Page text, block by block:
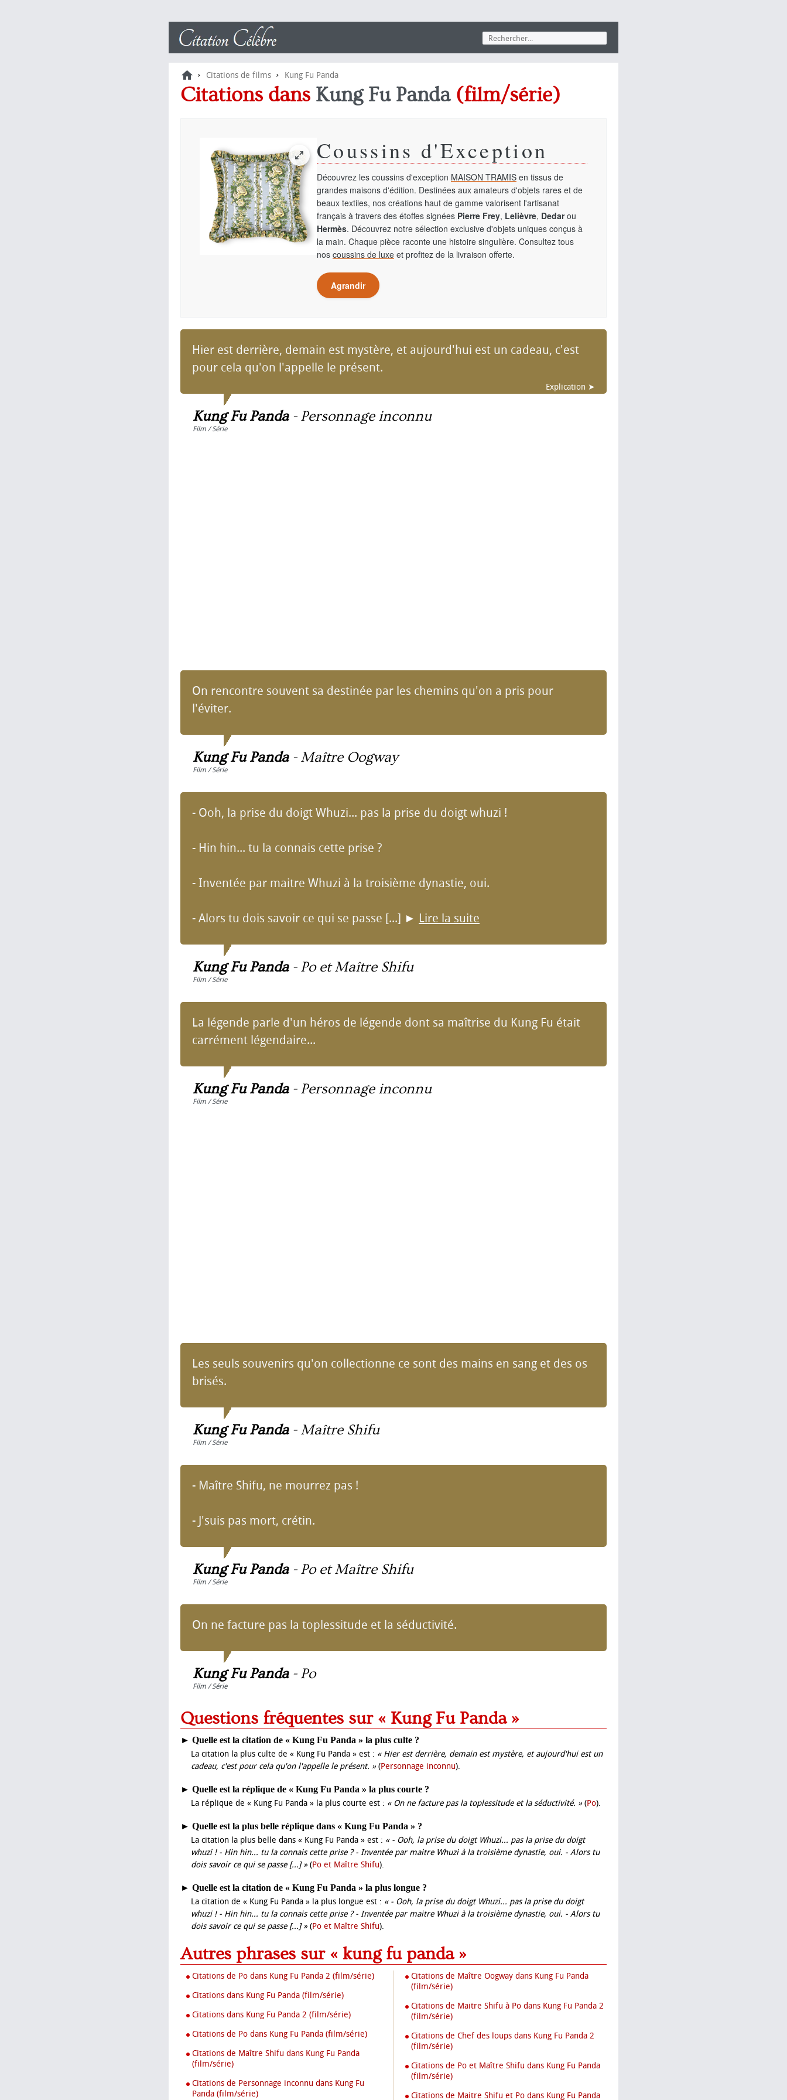
› Citations de films › Kung Fu Panda
Citations dans Kung Fu Panda(film/série)
Coussins d'Exception
Découvrez les coussins d'exception MAISON TRAMIS en tissus de
grandes maisons d'édition. Destinées aux amateurs d'objets rares et de
beaux textiles, nos créations haut de gamme valorisent l'artisanat
français à travers des étoffes signées Pierre Frey, Lelièvre, Dedarou
Hermès. Découvrez notre sélection exclusive d'objets uniques conçus à
la main. Chaque pièce raconte une histoire singulière. Consultez tous
nos coussins de luxe et profitez de la livraison offerte.
Agrandir
Hier est derrière, demain est mystère, et aujourd'hui est un cadeau, c'est
pour cela qu'on l'appelle le présent.
Explication ➤
Kung Fu Panda- Personnage inconnu
Film / Série
On rencontre souvent sa destinée par les chemins qu'on a pris pour
l'éviter.
Kung Fu Panda- Maître Oogway
Film / Série
- Ooh, la prise du doigt Whuzi... pas la prise du doigt whuzi !
- Hin hin... tu la connais cette prise ?
- Inventée par maitre Whuzi à la troisième dynastie, oui.
- Alors tu dois savoir ce qui se passe [...] ► Lire la suite
Kung Fu Panda- Po et Maître Shifu
Film / Série
La légende parle d'un héros de légende dont sa maîtrise du Kung Fu était
carrément légendaire...
Kung Fu Panda- Personnage inconnu
Film / Série
Les seuls souvenirs qu'on collectionne ce sont des mains en sang et des os
brisés.
Kung Fu Panda- Maître Shifu
Film / Série
- Maître Shifu, ne mourrez pas !
- J'suis pas mort, crétin.
Kung Fu Panda- Po et Maître Shifu
Film / Série
On ne facture pas la toplessitude et la séductivité.
Kung Fu Panda- Po
Film / Série
Questions fréquentes sur « Kung Fu Panda »
► Quelle est la citation de « Kung Fu Panda » la plus culte ?
La citation la plus culte de « Kung Fu Panda » est : « Hier est derrière, demain est mystère, et aujourd'hui est un
cadeau, c'est pour cela qu'on l'appelle le présent. »(Personnage inconnu).
► Quelle est la réplique de « Kung Fu Panda » la plus courte ?
La réplique de « Kung Fu Panda » la plus courte est : « On ne facture pas la toplessitude et la séductivité. »(Po).
► Quelle est la plus belle réplique dans « Kung Fu Panda » ?
La citation la plus belle dans « Kung Fu Panda » est : « - Ooh, la prise du doigt Whuzi... pas la prise du doigt
whuzi ! - Hin hin... tu la connais cette prise ? - Inventée par maitre Whuzi à la troisième dynastie, oui. - Alors tu
dois savoir ce qui se passe [...] »(Po et Maître Shifu).
► Quelle est la citation de « Kung Fu Panda » la plus longue ?
La citation de « Kung Fu Panda » la plus longue est : « - Ooh, la prise du doigt Whuzi... pas la prise du doigt
whuzi ! - Hin hin... tu la connais cette prise ? - Inventée par maitre Whuzi à la troisième dynastie, oui. - Alors tu
dois savoir ce qui se passe [...] »(Po et Maître Shifu).
Autres phrases sur « kung fu panda »
Citations de Po dans Kung Fu Panda 2 (film/série)
Citations dans Kung Fu Panda (film/série)
Citations dans Kung Fu Panda 2 (film/série)
Citations de Po dans Kung Fu Panda (film/série)
Citations de Maître Shifu dans Kung Fu Panda
(film/série)
Citations de Personnage inconnu dans Kung Fu
Panda (film/série)
Citations de Maître Oogway dans Kung Fu Panda
(film/série)
Citations de Maitre Shifu à Po dans Kung Fu Panda 2
(film/série)
Citations de Chef des loups dans Kung Fu Panda 2
(film/série)
Citations de Po et Maître Shifu dans Kung Fu Panda
(film/série)
Citations de Maitre Shifu et Po dans Kung Fu Panda